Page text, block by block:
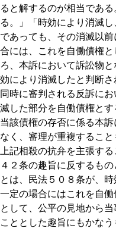
ると解するのが相当であ
る。」「時効により消滅
であっても、その消滅以
合には、これを自働債権
ろ、本訴において訴訟物
効により消滅したと判断さ
同時に審判される反訴に
滅した部分を自働債権とす
当該債権の存否に係る本
なく、審理が重複するこ
上記相殺の抗弁を主張す
４２条の趣旨に反するも
とは、民法５０８条が、
一定の場合にはこれを自
として、公平の見地から
こととした趣旨にもかな